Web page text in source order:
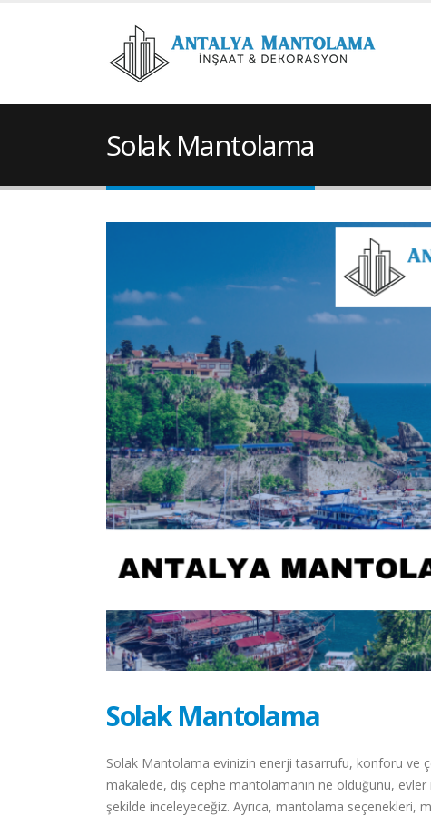
Solak Mantolama
Solak Mantolama
Solak Mantolama evinizin enerji tasarrufu, konforu ve
makalede, dış cephe mantolamanın ne olduğunu, evler
şekilde inceleyeceğiz. Ayrıca, mantolama seçenekleri,